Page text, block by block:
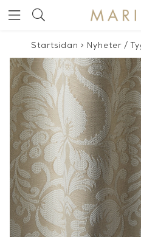
Startsidan > Nyheter /